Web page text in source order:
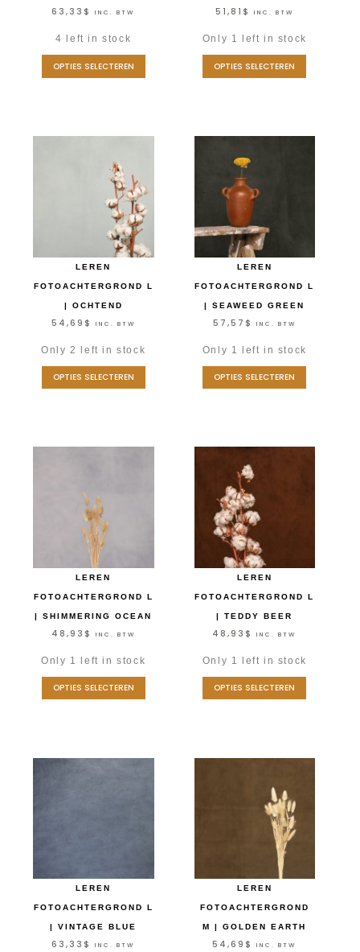
63,33 $ INC. BTW
4 left in stock
OPTIES SELECTEREN
51,81 $ INC. BTW
Only 1 left in stock
OPTIES SELECTEREN
LEREN
FOTOACHTERGROND L
| OCHTEND
54,69 $ INC. BTW
Only 2 left in stock
OPTIES SELECTEREN
LEREN
FOTOACHTERGROND L
| SEAWEED GREEN
57,57 $ INC. BTW
Only 1 left in stock
OPTIES SELECTEREN
LEREN
FOTOACHTERGROND L
| SHIMMERING OCEAN
48,93 $ INC. BTW
Only 1 left in stock
OPTIES SELECTEREN
LEREN
FOTOACHTERGROND L
| TEDDY BEER
48,93 $ INC. BTW
Only 1 left in stock
OPTIES SELECTEREN
LEREN
FOTOACHTERGROND L
| VINTAGE BLUE
63,33 $ INC. BTW
LEREN
FOTOACHTERGROND
M | GOLDEN EARTH
54,69 $ INC. BTW